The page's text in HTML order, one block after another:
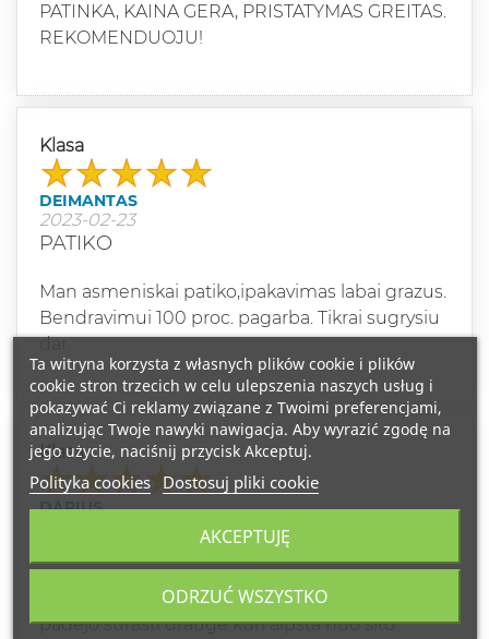
PATINKA, KAINA GERA, PRISTATYMAS GREITAS.
REKOMENDUOJU!
Klasa
DEIMANTAS
2023-02-23
PATIKO
Man asmeniskai patiko,ipakavimas labai grazus.
Bendravimui 100 proc. pagarba. Tikrai sugrysiu
Klasa
DARIUS
PUIKUS KVEPALAI
Noriu padekoti uz situos kvepalus,nes jie man
padejo surasti drauge kuri alpsta nuo sito
Ta witryna korzysta z własnych plików cookie i plików
cookie stron trzecich w celu ulepszenia naszych usług i
pokazywać Ci reklamy związane z Twoimi preferencjami,
analizując Twoje nawyki nawigacja. Aby wyrazić zgodę na
jego użycie, naciśnij przycisk Akceptuj.
Polityka cookies Dostosuj pliki cookie
ODRZUĆ WSZYSTKO
AKCEPTUJĘ